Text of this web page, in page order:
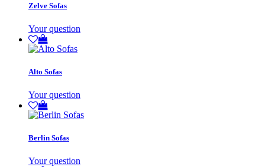
Zelve Sofas
Your question
Alto Sofas
Your question
Berlin Sofas
Your question